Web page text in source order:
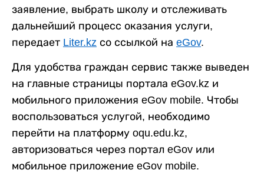
заявление, выбрать школу и отслеживать
дальнейший процесс оказания услуги,
передает Liter.kz со ссылкой на eGov.
Для удобства граждан сервис также выведен
на главные страницы портала eGov.kz и
мобильного приложения eGov mobile. Чтобы
воспользоваться услугой, необходимо
перейти на платформу oqu.edu.kz,
авторизоваться через портал eGov или
мобильное приложение eGov mobile.